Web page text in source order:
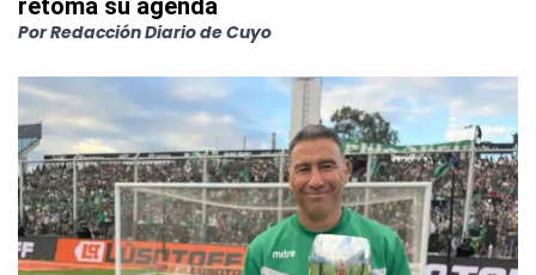
retoma su agenda
PorRedacción Diario de Cuyo